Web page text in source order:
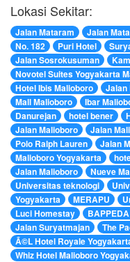
Lokasi Sekitar:
Jalan Mataram Jalan
No. 182
Puri Hotel
Jalan Sosrokusuman
Novotel Suites Yogyakarta
Hotel Ibis Malioboro
Jalan
Mall Malioboro
Ibar
Danurejan
hotel bener
Jalan Malioboro
Jalan
Polo Ralph Lauren
Jalan
Malioboro Yogyakarta
Jalan Malioboro
Nueve
Universitas teknologi
Yogyakarta
MERAPU
Luci Homestay
Jalan Suryatmajan
The
Ã©L Hotel Royale
Whiz Hotel Malioboro